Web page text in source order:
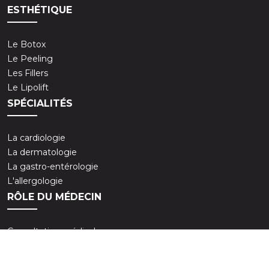
ESTHÉTIQUE
Le Botox
Le Peeling
Les Fillers
Le Lipolift
SPÉCIALITÉS
La cardiologie
La dermatologie
La gastro-entérologie
L'allergologie
RÔLE DU MÉDECIN
Consultation médicale